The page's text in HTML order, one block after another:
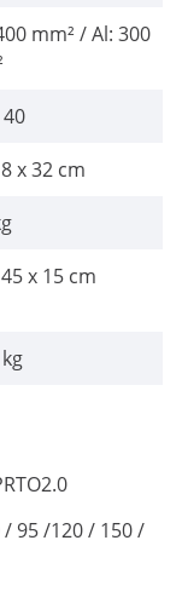
mm² / Al: 300
x 32 cm
x 15 cm
95 /120 / 150 /